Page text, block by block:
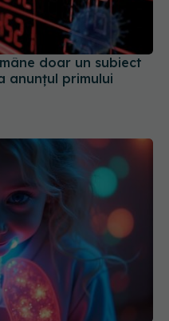
doar un subiect
primului
descoperite la